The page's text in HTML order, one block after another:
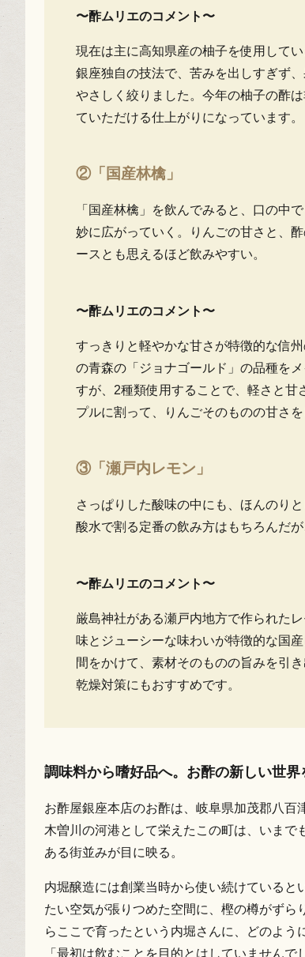
〜酢ムリエのコメント〜
現在は主に高知県産の柚子を使用して
銀座独自の技法で、苦みを出しすぎず
やさしく絞りました。今年の柚子の酢
ていただける仕上がりになっています。
②「国産林檎」
「国産林檎」を飲んでみると、口の中
妙に広がっていく。りんごの甘さと、
ースとも思えるほど飲みやすい。
〜酢ムリエのコメント〜
すっきりと軽やかな甘さが特徴的な信
の青森の「ジョナゴールド」の品種を
すが、2種類使用することで、軽さと甘
プルに割って、りんごそのものの甘さ
③「瀬戸内レモン」
さっぱりした酸味の中にも、ほんのり
酸水で割る定番の飲み方はもちろんだ
〜酢ムリエのコメント〜
厳島神社がある瀬戸内地方で作られた
味とジューシーな味わいが特徴的な国
間をかけて、素材そのものの旨みを引
乾燥対策にもおすすめです。
調味料から嗜好品へ。お酢の新しい世界
お酢屋銀座本店のお酢は、岐阜県加茂郡八
木曽川の河港として栄えたこの町は、いま
ある街並みが目に映る。
内堀醸造には創業当時から使い続けている
たい空気が張りつめた空間に、樫の樽がず
らここで育ったという内堀さんに、どのよう
「最初は飲むことを目的とはしていませんで